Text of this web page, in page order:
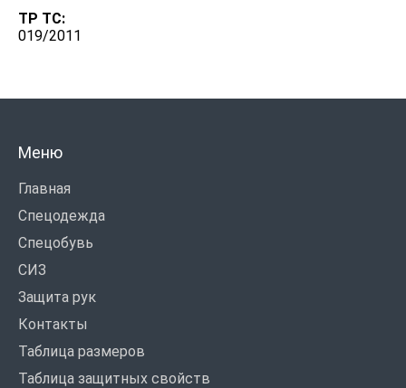
ТР ТС:
019/2011
Меню
Главная
Спецодежда
Спецобувь
СИЗ
Защита рук
Контакты
Таблица размеров
Таблица защитных свойств